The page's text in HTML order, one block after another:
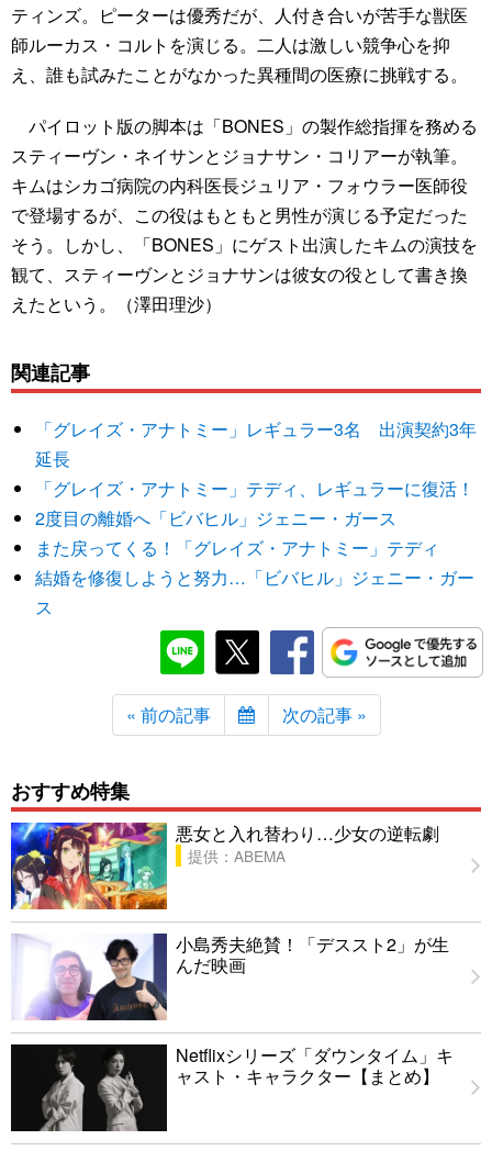
ティンズ。ピーターは優秀だが、人付き合いが苦手な獣医
師ルーカス・コルトを演じる。二人は激しい競争心を抑
え、誰も試みたことがなかった異種間の医療に挑戦する。
パイロット版の脚本は「BONES」の製作総指揮を務める
スティーヴン・ネイサンとジョナサン・コリアーが執筆。
キムはシカゴ病院の内科医長ジュリア・フォウラー医師役
で登場するが、この役はもともと男性が演じる予定だった
そう。しかし、「BONES」にゲスト出演したキムの演技を
観て、スティーヴンとジョナサンは彼女の役として書き換
えたという。（澤田理沙）
関連記事
「グレイズ・アナトミー」レギュラー3名 出演契約3年
延長
「グレイズ・アナトミー」テディ、レギュラーに復活！
2度目の離婚へ「ビバヒル」ジェニー・ガース
また戻ってくる！「グレイズ・アナトミー」テディ
結婚を修復しようと努力…「ビバヒル」ジェニー・ガー
ス
« 前の記事 次の記事 »
おすすめ特集
悪女と入れ替わり…少女の逆転劇
提供：ABEMA
小島秀夫絶賛！「デススト2」が生
んだ映画
Netflixシリーズ「ダウンタイム」キ
ャスト・キャラクター【まとめ】